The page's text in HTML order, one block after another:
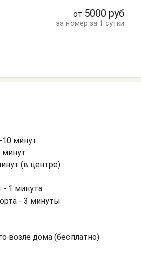
Посуда
Стол
от 5000 руб
за номер за 1 сутки
минут
минут
(в центре)
- 1 минута
- 3 минуты
возле дома (бесплатно)